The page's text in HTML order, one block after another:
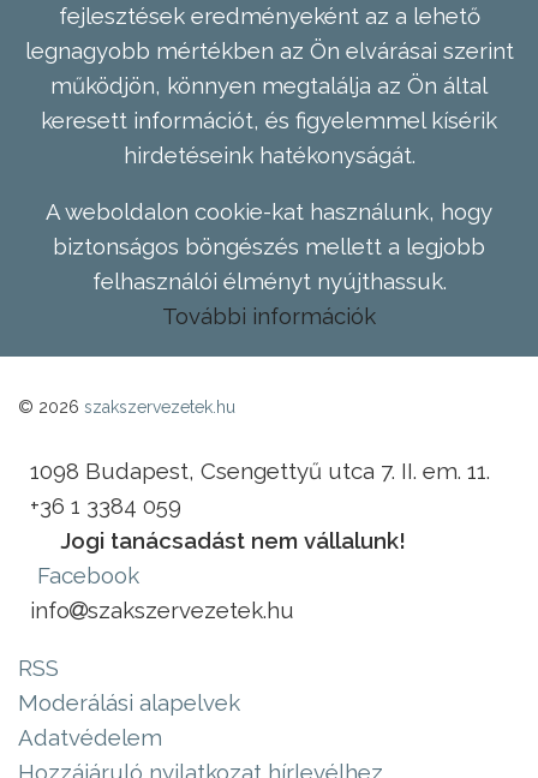
fejlesztések eredményeként az a lehető
legnagyobb mértékben az Ön elvárásai szerint
működjön, könnyen megtalálja az Ön által
keresett információt, és figyelemmel kísérik
hirdetéseink hatékonyságát.
A weboldalon cookie-kat használunk, hogy
biztonságos böngészés mellett a legjobb
felhasználói élményt nyújthassuk.
További információk
© 2026 szakszervezetek.hu
1098 Budapest, Csengettyű utca 7. II. em. 11.
+36 1 3384 059
Jogi tanácsadást nem vállalunk!
Facebook
info
szakszervezetek.hu
RSS
Moderálási alapelvek
Adatvédelem
Hozzájáruló nyilatkozat hírlevélhez